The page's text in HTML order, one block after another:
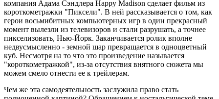
компания Адама Сэндлера Happy Madison сделает фильм из
короткометражки "Пиксели". В ней рассказывается о том, как
герои восьмибитных компьютерных игр в один прекрасный
момент вылезли из телевизоров и стали разрушать, а точнее
пикселизовать, Нью-Йорк. Заканчивается ролик вполне
недвусмысленно - земной шар превращается в одноцветный
куб. Несмотря на то что это произведение называется
"короткометражкой", из-за отсутствия внятного сюжета мы
можем смело отнести ее к трейлерам.
Чем же эта самодеятельность заслужила право стать